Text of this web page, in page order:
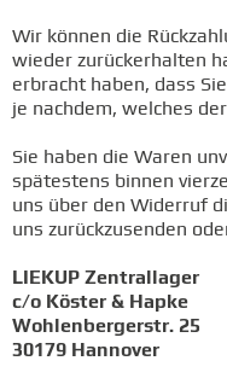
Wir können die
wieder zurückerhalten
erbracht haben, dass
je nachdem, welches
Sie haben die Waren
spätestens binnen
uns über den Widerruf
uns zurückzusenden
LIEKUP Zentrallager
c/o Köster & Hapke
Wohlenbergerstr. 25
30179 Hannover